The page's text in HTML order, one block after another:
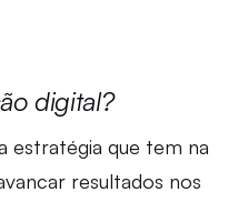
digital?
estratégia que tem na
resultados nos